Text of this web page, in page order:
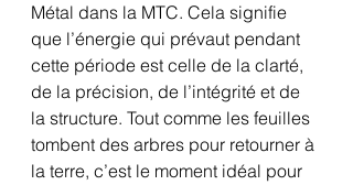
Métal dans la MTC. Cela signifie
que l’énergie qui prévaut pendant
cette période est celle de la clarté,
de la précision, de l’intégrité et de
la structure. Tout comme les feuilles
tombent des arbres pour retourner à
la terre, c’est le moment idéal pour